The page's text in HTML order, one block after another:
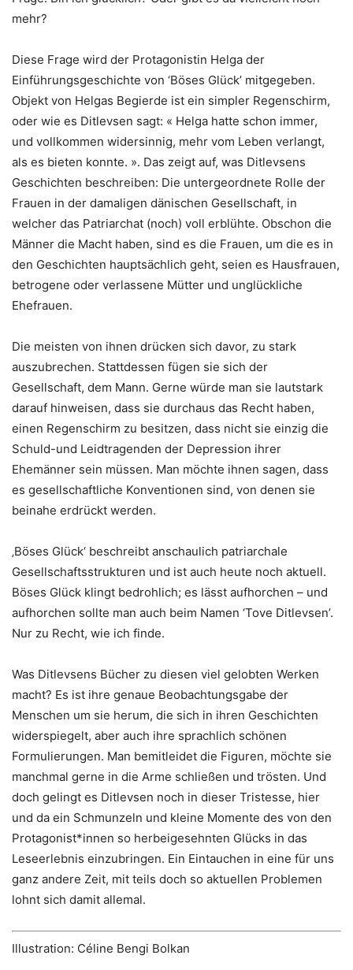
mehr?
Diese Frage wird der Protagonistin Helga der
Einführungsgeschichte von ‘Böses Glück’ mitgegeben.
Objekt von Helgas Begierde ist ein simpler Regenschirm,
oder wie es Ditlevsen sagt: « Helga hatte schon immer,
und vollkommen widersinnig, mehr vom Leben verlangt,
als es bieten konnte. ». Das zeigt auf, was Ditlevsens
Geschichten beschreiben: Die untergeordnete Rolle der
Frauen in der damaligen dänischen Gesellschaft, in
welcher das Patriarchat (noch) voll erblühte. Obschon die
Männer die Macht haben, sind es die Frauen, um die es in
den Geschichten hauptsächlich geht, seien es Hausfrauen,
betrogene oder verlassene Mütter und unglückliche
Ehefrauen.
Die meisten von ihnen drücken sich davor, zu stark
auszubrechen. Stattdessen fügen sie sich der
Gesellschaft, dem Mann. Gerne würde man sie lautstark
darauf hinweisen, dass sie durchaus das Recht haben,
einen Regenschirm zu besitzen, dass nicht sie einzig die
Schuld-und Leidtragenden der Depression ihrer
Ehemänner sein müssen. Man möchte ihnen sagen, dass
es gesellschaftliche Konventionen sind, von denen sie
beinahe erdrückt werden.
‚Böses Glück‘ beschreibt anschaulich patriarchale
Gesellschaftsstrukturen und ist auch heute noch aktuell.
Böses Glück klingt bedrohlich; es lässt aufhorchen – und
aufhorchen sollte man auch beim Namen ‘Tove Ditlevsen’.
Nur zu Recht, wie ich finde.
Was Ditlevsens Bücher zu diesen viel gelobten Werken
macht? Es ist ihre genaue Beobachtungsgabe der
Menschen um sie herum, die sich in ihren Geschichten
widerspiegelt, aber auch ihre sprachlich schönen
Formulierungen. Man bemitleidet die Figuren, möchte sie
manchmal gerne in die Arme schließen und trösten. Und
doch gelingt es Ditlevsen noch in dieser Tristesse, hier
und da ein Schmunzeln und kleine Momente des von den
Protagonist*innen so herbeigesehnten Glücks in das
Leseerlebnis einzubringen. Ein Eintauchen in eine für uns
ganz andere Zeit, mit teils doch so aktuellen Problemen
lohnt sich damit allemal.
Illustration: Céline Bengi Bolkan